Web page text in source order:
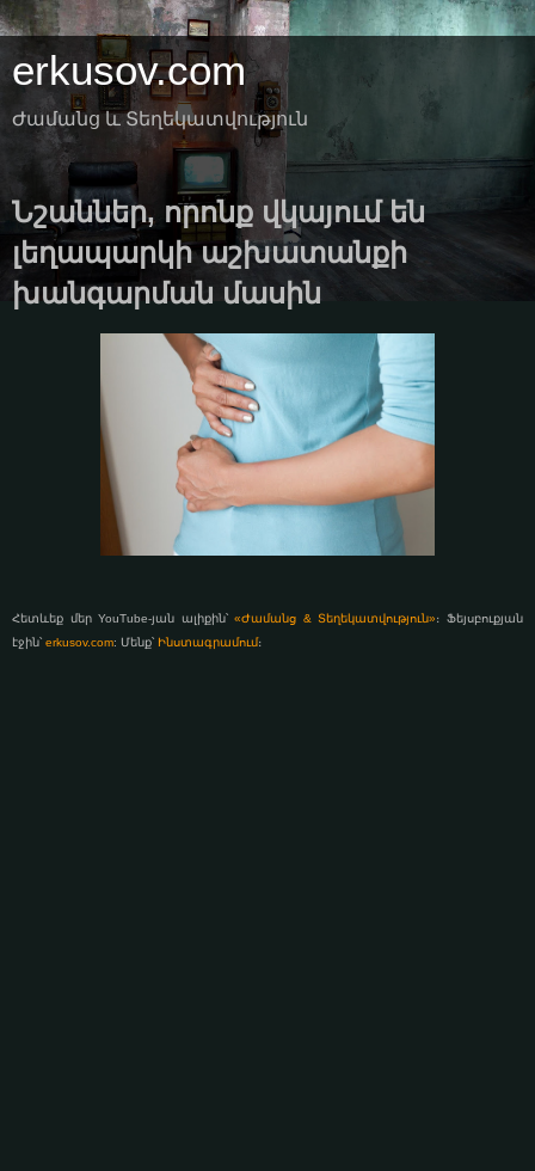
erkusov.com
Ժամանց և Տեղեկատվություն
Նշաններ, որոնք վկայում են
լեղապարկի աշխատանքի
խանգարման մասին
Հետևեք մեր YouTube-յան ալիքին՝«Ժամանց & Տեղեկատվություն»։ Ֆեյսբուքյան
էջին՝ erkusov.com: Մենք՝ Ինստագրամում։